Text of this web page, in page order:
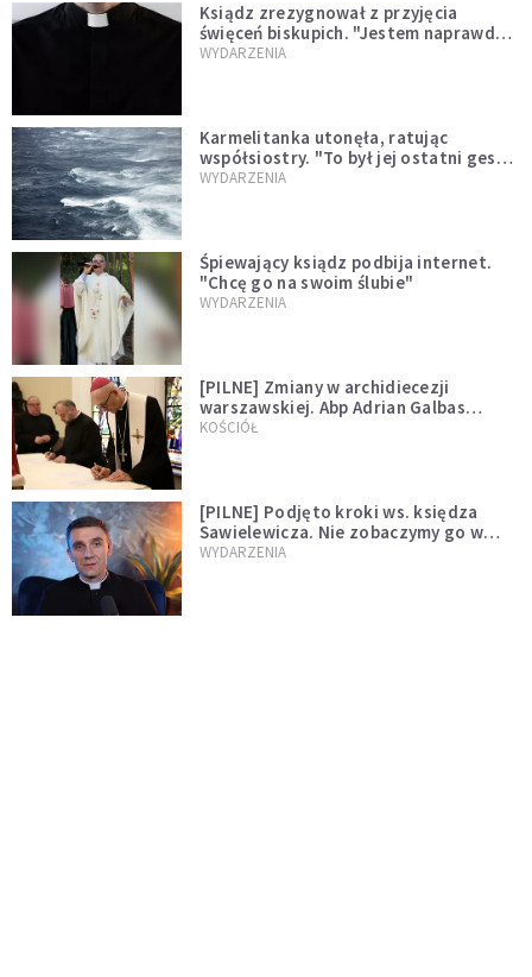
Ksiądz zrezygnował z przyjęcia
święceń biskupich. "Jestem naprawdę
niegodny"
WYDARZENIA
Karmelitanka utonęła, ratując
współsiostry. "To był jej ostatni gest
miłości"
WYDARZENIA
Śpiewający ksiądz podbija internet.
"Chcę go na swoim ślubie"
WYDARZENIA
[PILNE] Zmiany w archidiecezji
warszawskiej. Abp Adrian Galbas
wręczył dekrety nowym proboszczom
KOŚCIÓŁ
[PILNE] Podjęto kroki ws. księdza
Sawielewicza. Nie zobaczymy go w
mediach
WYDARZENIA